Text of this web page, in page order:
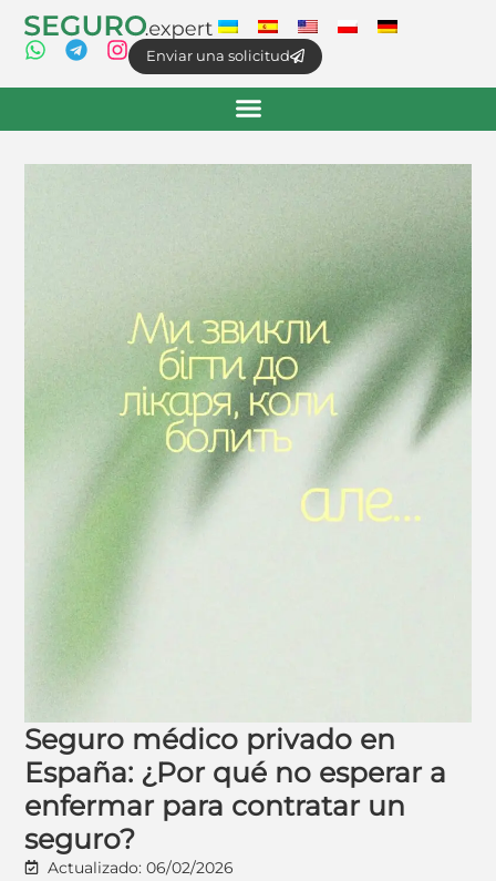
Enviar una solicitud
Seguro médico privado en
España: ¿Por qué no esperar a
enfermar para contratar un
seguro?
Actualizado: 06/02/2026